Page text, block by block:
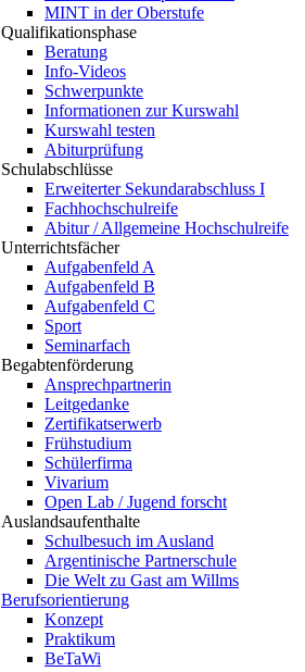
MINT in der Oberstufe
Qualifikationsphase
Beratung
Info-Videos
Schwerpunkte
Informationen zur Kurswahl
Kurswahl testen
Abiturprüfung
Schulabschlüsse
Erweiterter Sekundarabschluss I
Fachhochschulreife
Abitur / Allgemeine Hochschulreife
Unterrichtsfächer
Aufgabenfeld A
Aufgabenfeld B
Aufgabenfeld C
Sport
Seminarfach
Begabtenförderung
Ansprechpartnerin
Leitgedanke
Zertifikatserwerb
Frühstudium
Schülerfirma
Vivarium
Open Lab / Jugend forscht
Auslandsaufenthalte
Schulbesuch im Ausland
Argentinische Partnerschule
Die Welt zu Gast am Willms
Berufsorientierung
Konzept
Praktikum
BeTaWi